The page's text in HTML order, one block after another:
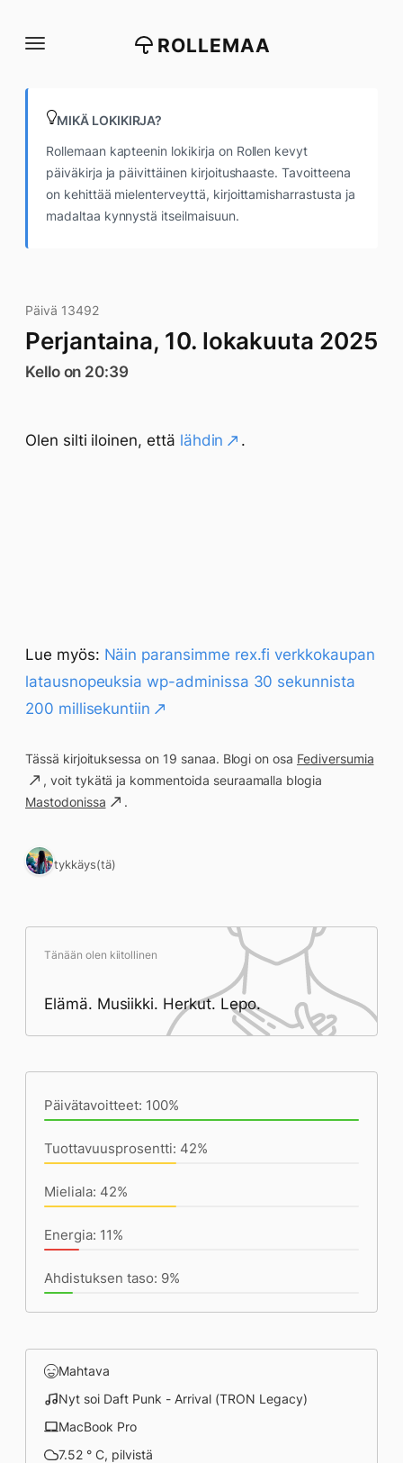
suoraan
ROLLEMAA
MIKÄ LOKIKIRJA?
Rollemaan kapteenin lokikirja on Rollen kevyt
päiväkirja ja päivittäinen kirjoitushaaste. Tavoitteena
on kehittää mielenterveyttä, kirjoittamisharrastusta ja
madaltaa kynnystä itseilmaisuun.
Päivä 13492
Perjantaina, 10. lokakuuta 2025
Kello on 20:39
Olen silti iloinen, että lähdin .
Lue myös: Näin paransimme rex.fi verkkokaupan
latausnopeuksia wp-adminissa 30 sekunnista
200 millisekuntiin
Tässä kirjoituksessa on 19 sanaa. Blogi on osa Fediversumia
, voit tykätä ja kommentoida seuraamalla blogia
Mastodonissa
.
1 tykkäys(tä)
Tänään olen kiitollinen
Elämä. Musiikki. Herkut. Lepo.
Päivätavoitteet: 100%
Tuottavuusprosentti: 42%
Mieliala: 42%
Energia: 11%
Ahdistuksen taso: 9%
Mahtava
Nyt soi Daft Punk - Arrival (TRON Legacy)
MacBook Pro
7.52 ° C, pilvistä